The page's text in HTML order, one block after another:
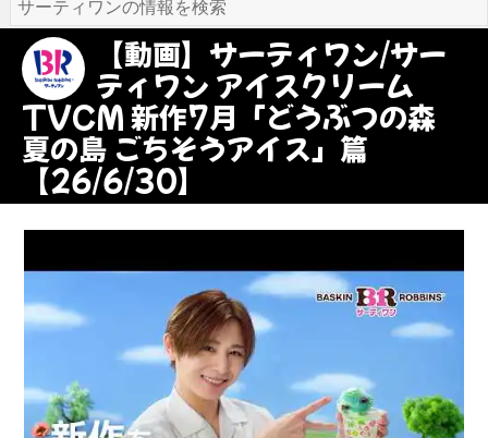
【動画】サーティワン/サー
ティワン アイスクリーム
TVCM 新作7月「どうぶつの森
夏の島 ごちそうアイス」篇
【26/6/30】